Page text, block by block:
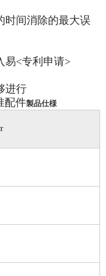
时间消除的最大误
易<专利申请>
进行
配件製品仕様